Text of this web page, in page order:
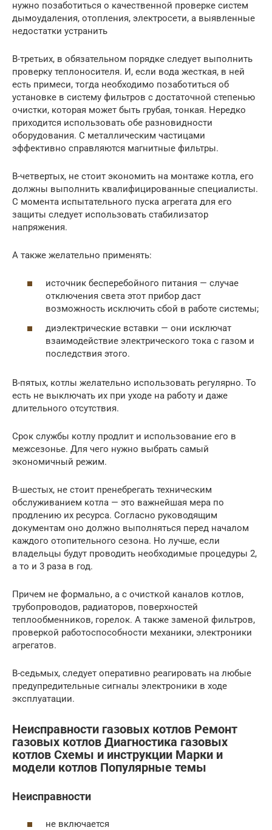
нужно позаботиться о качественной проверке систем
дымоудаления, отопления, электросети, а выявленные
недостатки устранить
В-третьих, в обязательном порядке следует выполнить
проверку теплоносителя. И, если вода жесткая, в ней
есть примеси, тогда необходимо позаботиться об
установке в систему фильтров с достаточной степенью
очистки, которая может быть грубая, тонкая. Нередко
приходится использовать обе разновидности
оборудования. С металлическим частицами
эффективно справляются магнитные фильтры.
В-четвертых, не стоит экономить на монтаже котла, его
должны выполнить квалифицированные специалисты.
С момента испытательного пуска агрегата для его
защиты следует использовать стабилизатор
напряжения.
А также желательно применять:
источник бесперебойного питания — случае
отключения света этот прибор даст
возможность исключить сбой в работе системы;
диэлектрические вставки — они исключат
взаимодействие электрического тока с газом и
последствия этого.
В-пятых, котлы желательно использовать регулярно. То
есть не выключать их при уходе на работу и даже
длительного отсутствия.
Срок службы котлу продлит и использование его в
межсезонье. Для чего нужно выбрать самый
экономичный режим.
В-шестых, не стоит пренебрегать техническим
обслуживанием котла — это важнейшая мера по
продлению их ресурса. Согласно руководящим
документам оно должно выполняться перед началом
каждого отопительного сезона. Но лучше, если
владельцы будут проводить необходимые процедуры 2,
а то и 3 раза в год.
Причем не формально, а с очисткой каналов котлов,
трубопроводов, радиаторов, поверхностей
теплообменников, горелок. А также заменой фильтров,
проверкой работоспособности механики, электроники
агрегатов.
В-седьмых, следует оперативно реагировать на любые
предупредительные сигналы электроники в ходе
эксплуатации.
Неисправности газовых котлов Ремонт
газовых котлов Диагностика газовых
котлов Схемы и инструкции Марки и
модели котлов Популярные темы
Неисправности
не включается